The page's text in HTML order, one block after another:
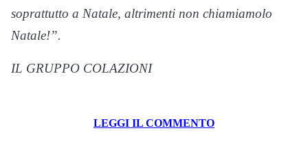
soprattutto a Natale, altrimenti non chiamiamolo
Natale!”.
IL GRUPPO COLAZIONI
LEGGI IL COMMENTO